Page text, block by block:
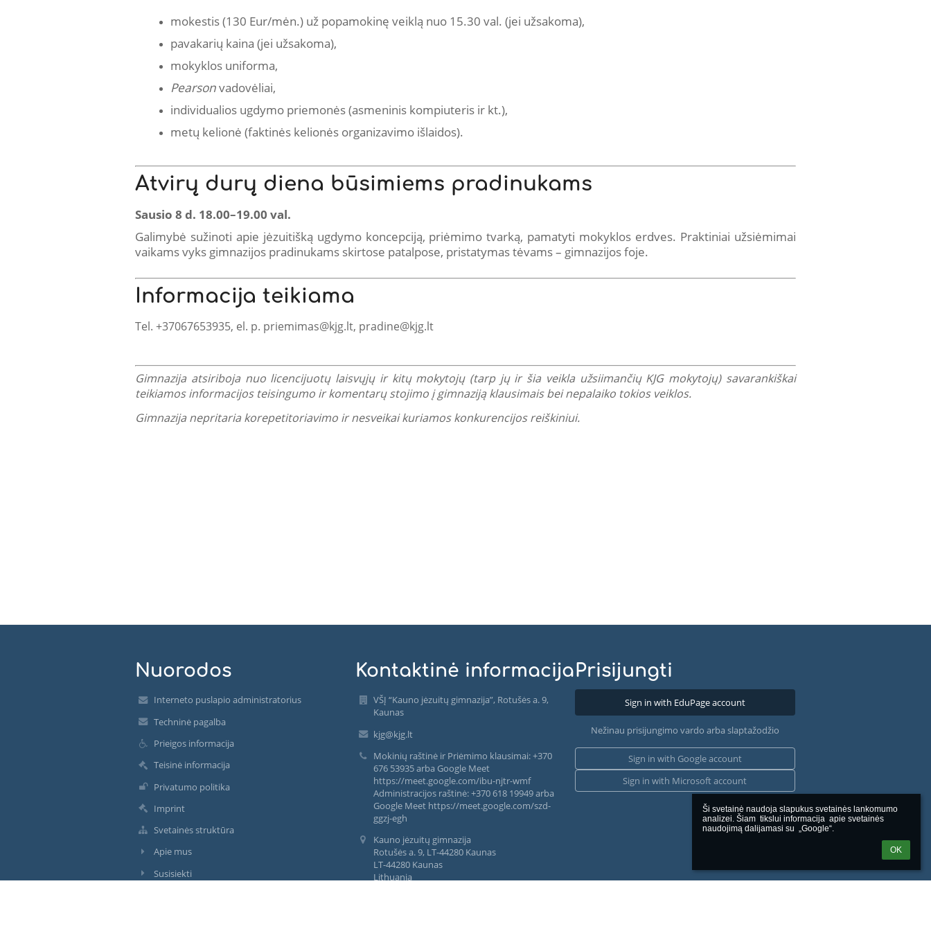
Ši svetainė naudoja slapukus svetainės lankomumo
analizei. Šiam  tikslui informacija  apie svetainės
naudojimą dalijamasi su  „Google“.
OK
mokestis (130 Eur/mėn.) už popamokinę veiklą nuo 15.30 val. (jei užsakoma),
pavakarių kaina (jei užsakoma),
mokyklos uniforma,
Pearsonvadovėliai,
individualios ugdymo priemonės (asmeninis kompiuteris ir kt.),
metų kelionė (faktinės kelionės organizavimo išlaidos).
Atvirų durų diena būsimiems pradinukams
Sausio 8 d. 18.00–19.00 val.
Galimybė sužinoti apie jėzuitišką ugdymo koncepciją, priėmimo tvarką, pamatyti mokyklos erdves. Praktiniai užsiėmimai
vaikams vyks gimnazijos pradinukams skirtose patalpose, pristatymas tėvams – gimnazijos foje.
Informacija teikiama
Tel. +37067653935, el. p. priemimas@kjg.lt, pradine@kjg.lt
Gimnazija atsiriboja nuo licencijuotų laisvųjų ir kitų mokytojų (tarp jų ir šia veikla užsiimančių KJG mokytojų) savarankiškai
teikiamos informacijos teisingumo ir komentarų stojimo į gimnaziją klausimais bei nepalaiko tokios veiklos.
Gimnazija nepritaria korepetitoriavimo ir nesveikai kuriamos konkurencijos reiškiniui.
Nuorodos
Interneto puslapio administratorius
Techninė pagalba
Prieigos informacija
Teisinė informacija
Privatumo politika
Imprint
Svetainės struktūra
Apie mus
Susisiekti
Kontaktinė informacija
VŠĮ “Kauno jėzuitų gimnazija”, Rotušės a. 9,
Kaunas
kjg@kjg.lt
Mokinių raštinė ir Priėmimo klausimai: +370
676 53935 arba Google Meet
https://meet.google.com/ibu-njtr-wmf
Administracijos raštinė: +370 618 19949 arba
Google Meet https://meet.google.com/szd-
ggzj-egh
Kauno jėzuitų gimnazija
Rotušės a. 9, LT-44280 Kaunas
LT-44280 Kaunas
Lithuania
Prisijungti
Sign in with EduPage account
Nežinau prisijungimo vardo arba slaptažodžio
Sign in with Google account
Sign in with Microsoft account